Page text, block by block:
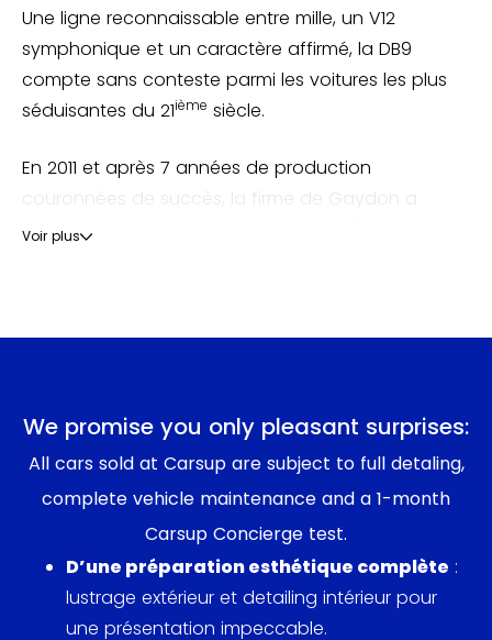
Une ligne reconnaissable entre mille, un V12
symphonique et un caractère affirmé, la DB9
compte sans conteste parmi les voitures les plus
séduisantes du 21ième siècle.
En 2011 et après 7 années de production
couronnées de succès, la firme de Gaydon a
estimé que le moment était venu d’offrir une mise
coup de jeune bien senti à cette œuvre d’art, sans
pour autant la dénaturer.
Dans l’habitacle, les matériaux cossus et raffinés
demeurent et seule une commande Bluetooth
compte parmi les nouveautés. L’ambiance
intérieure est donc modernisée subtilement mais
ne perd rien de sa chaleur si particulière.
Voir plus
We promise you only pleasant surprises:
All cars sold at Carsup are subject to full detaling,
complete vehicle maintenance and a 1-month
Carsup Concierge test.
D’une préparation esthétique complète :
lustrage extérieur et detailing intérieur pour
une présentation impeccable.